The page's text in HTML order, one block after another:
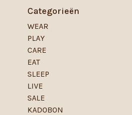
Categorieën
WEAR
PLAY
CARE
EAT
SLEEP
LIVE
SALE
KADOBON